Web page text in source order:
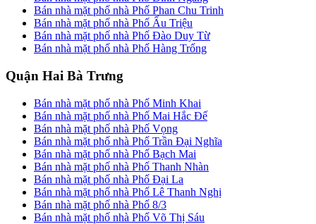
Bán nhà mặt phố nhà Phố Phan Chu Trinh
Bán nhà mặt phố nhà Phố Ấu Triệu
Bán nhà mặt phố nhà Phố Đào Duy Từ
Bán nhà mặt phố nhà Phố Hàng Trống
Quận Hai Bà Trưng
Bán nhà mặt phố nhà Phố Minh Khai
Bán nhà mặt phố nhà Phố Mai Hắc Đế
Bán nhà mặt phố nhà Phố Vọng
Bán nhà mặt phố nhà Phố Trần Đại Nghĩa
Bán nhà mặt phố nhà Phố Bạch Mai
Bán nhà mặt phố nhà Phố Thanh Nhàn
Bán nhà mặt phố nhà Phố Đại La
Bán nhà mặt phố nhà Phố Lê Thanh Nghị
Bán nhà mặt phố nhà Phố 8/3
Bán nhà mặt phố nhà Phố Võ Thị Sáu